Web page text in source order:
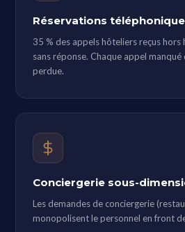
Réservations
35 % des appels hôteliers reçus
sans réponse. Chaque appel
perdue.
Conciergerie sous-
Les demandes de conciergerie
monopolisent le personnel en front